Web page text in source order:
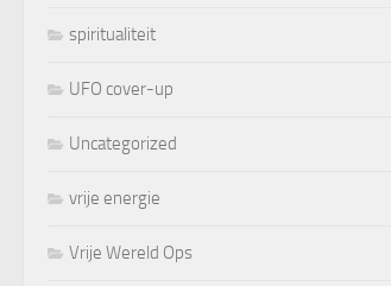
spiritualiteit
UFO cover-up
Uncategorized
vrije energie
Vrije Wereld Ops